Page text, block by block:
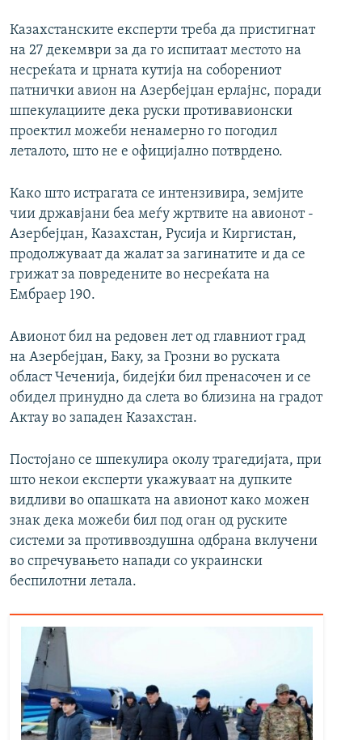
Казахстанските експерти треба да пристигнат
на 27 декември за да го испитаат местото на
несреќата и црната кутија на соборениот
патнички авион на Азербејџан ерлајнс, поради
шпекулациите дека руски противавионски
проектил можеби ненамерно го погодил
леталото, што не е официјално потврдено.
Како што истрагата се интензивира, земјите
чии државјани беа меѓу жртвите на авионот -
Азербејџан, Казахстан, Русија и Киргистан,
продолжуваат да жалат за загинатите и да се
грижат за повредените во несреќата на
Ембраер 190.
Авионот бил на редовен лет од главниот град
на Азербејџан, Баку, за Грозни во руската
област Чеченија, бидејќи бил пренасочен и се
обидел принудно да слета во близина на градот
Актау во западен Казахстан.
Постојано се шпекулира околу трагедијата, при
што некои експерти укажуваат на дупките
видливи во опашката на авионот како можен
знак дека можеби бил под оган од руските
системи за противвоздушна одбрана вклучени
во спречувањето напади со украински
беспилотни летала.